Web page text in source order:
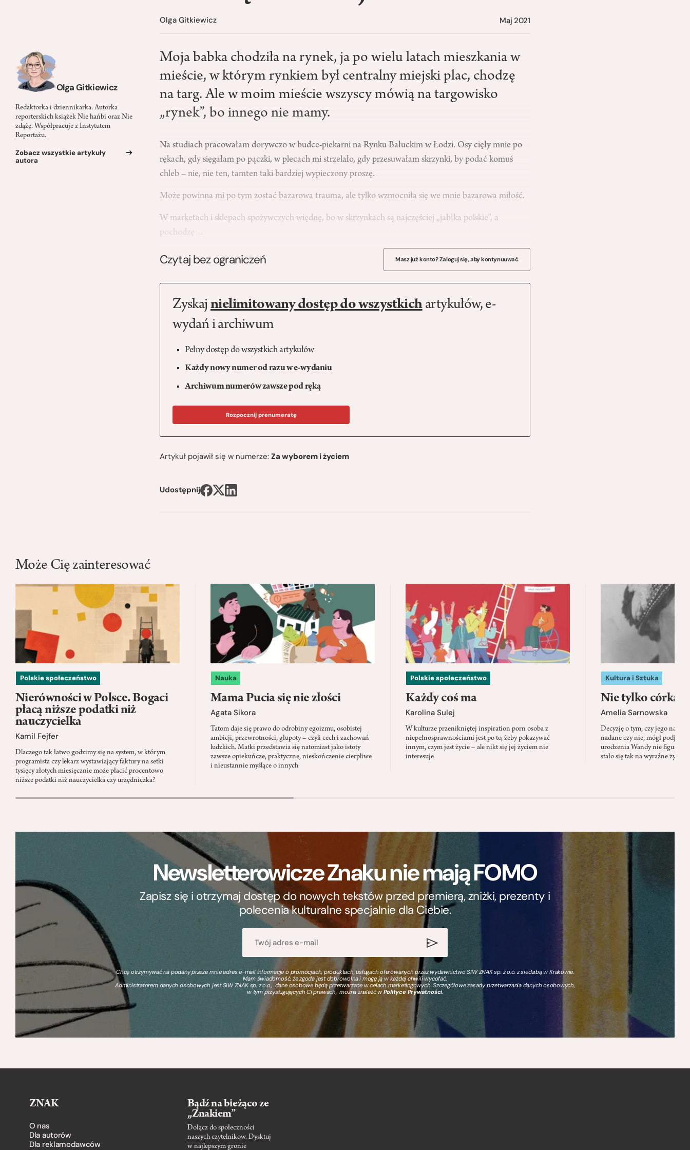
Olga Gitkiewicz
Redaktorka i dziennikarka. Autorka
reporterskich książek Nie hańbi oraz Nie
zdążę. Współpracuje z Instytutem
Reportażu.
Zobacz wszystkie artykuły
autora
Olga Gitkiewicz Maj 2021
Moja babka chodziła na rynek, ja po wielu latach mieszkania w
mieście, w którym rynkiem był centralny miejski plac, chodzę
na targ. Ale w moim mieście wszyscy mówią na targowisko
„rynek”, bo innego nie mamy.
Na studiach pracowałam dorywczo w budce­-piekarni na Rynku Bałuckim w Łodzi. Osy cięły mnie po
rękach, gdy sięgałam po pączki, w plecach mi strzelało, gdy przesuwałam skrzynki, by podać komuś
chleb – nie, nie ten, tamten taki bardziej wypieczony proszę.
Może powinna mi po tym zostać bazarowa trauma, ale tylko wzmocniła się we mnie bazarowa miłość.
W marketach i sklepach spożywczych więdnę, bo w skrzynkach są najczęściej „jabłka polskie”, a
pochodzę…
Czytaj bez ograniczeń Masz już konto? Zaloguj się, aby kontynuuwać
Zyskaj nielimitowany dostęp do wszystkichartykułów, e-
wydań i archiwum
Pełny dostęp do wszystkich artykułów
Każdy nowy numer od razu w e-wydaniu
Archiwum numerów zawsze pod ręką
Rozpocznij prenumeratę
Artykuł pojawił się w numerze:Za wyborem i życiem
Udostępnij
Może Cię zainteresować
Polskie społeczeństwo
Nierówności w Polsce. Bogaci
płacą niższe podatki niż
nauczycielka
Kamil Fejfer
Dlaczego tak łatwo godzimy się na system, w którym
programista czy lekarz wystawiający faktury na setki
tysięcy złotych miesięcznie może płacić procentowo
niższe podatki niż nauczycielka czy urzędniczka?
Nauka
Mama Pucia się nie złości
Agata Sikora
Tatom daje się prawo do odrobiny egoizmu, osobistej
ambicji, przewrotności, głupoty – czyli cech i zachowań
ludzkich. Matki przedstawia się natomiast jako istoty
zawsze opiekuńcze, praktyczne, nieskończenie cierpliwe
i nieustannie myślące o innych
Polskie społeczeństwo
Każdy coś ma
Karolina Sulej
W kulturze przenikniętej inspiration porn osoba z
niepełnosprawnościami jest po to, żeby pokazywać
innym, czym jest życie – ale nikt się jej życiem nie
interesuje
Kultura i Sztuka
Nie tylko córka
Amelia Sarnowska
Decyzję o tym, czy jego
nadane czy nie, mógł podjąć
urodzenia Wandy nie figuruje
stało się tak na wyraźne
Newsletterowicze Znaku nie mają FOMO
Zapisz się i otrzymaj dostęp do nowych tekstów przed premierą, zniżki, prezenty i
polecenia kulturalne specjalnie dla Ciebie.
Chcę otrzymywać na podany przeze mnie adres e-mail informacje o promocjach, produktach, usługach oferowanych przez wydawnictwo SIW ZNAK sp. z o.o. z siedzibą w Krakowie.
Mam świadomość, że zgoda jest dobrowolna i mogę ją w każdej chwili wycofać.
Administratorem danych osobowych jest SIW ZNAK sp. z o.o., dane osobowe będą przetwarzane w celach marketingowych. Szczegółowe zasady przetwarzania danych osobowych,
w tym przysługujących Ci prawach, można znaleźć wPolityce Prywatności.
ZNAK
O nas
Dla autorów
Dla reklamodawców
Bądź na bieżąco ze
„Znakiem”
Dołącz do społeczności
naszych czytelnikow. Dysktuj
w najlepszym gronie